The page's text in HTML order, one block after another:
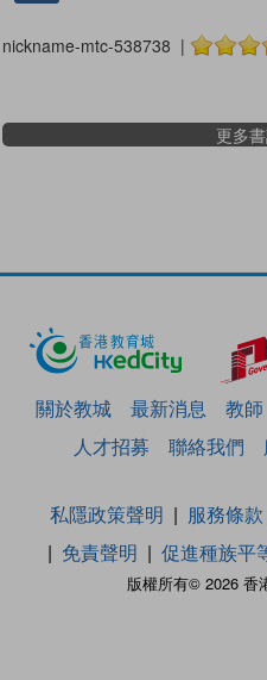
nickname-mtc-538738 |
更多
關於教城 最新消息 教師
人才招募
聯絡我們
版權所有© 2026 香
私隱政策聲明 服務條款
免責聲明
促進種族平